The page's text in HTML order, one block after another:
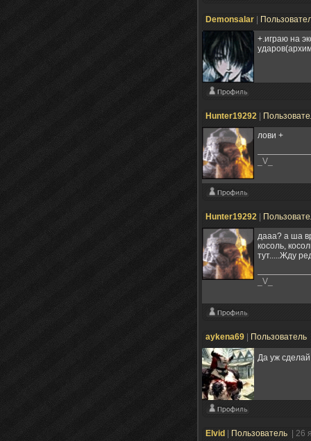
Demonsalar
+.играю на
Hunter19292
лови +
_V_
Hunter19292
дааа? а ша
косоль,
тут.....Жду
_V_
aykena69 Пользователь
Да уж
Elvid Пользователь
| 26